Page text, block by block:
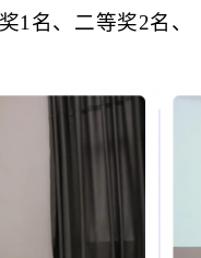
1 名、二等奖2名、